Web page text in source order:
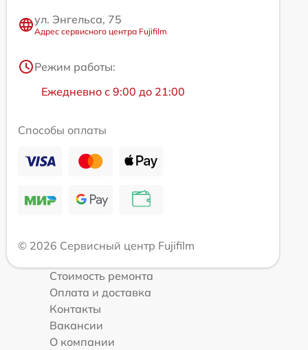
ул. Энгельса, 75
Адрес сервисного центра Fujifilm
Режим работы:
Ежедневно с 9:00 до 21:00
Способы оплаты
© 2026 Сервисный центр Fujifilm
Стоимость ремонта
Оплата и доставка
Контакты
Вакансии
О компании